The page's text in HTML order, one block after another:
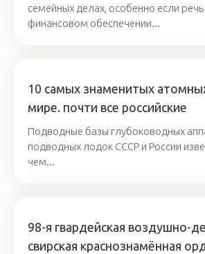
семейных делах, особенно если речь
финансовом обеспечении...
10 самых знаменитых
мире. почти все российские
Подводные базы глубоководных
подводных лодок СССР и России
чем...
98-я гвардейская воздушно-
свирская краснознамённая